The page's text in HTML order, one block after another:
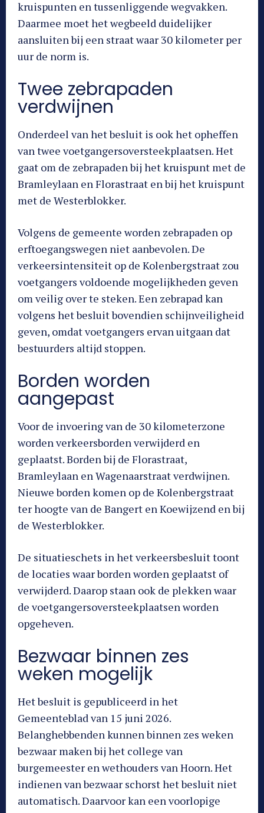
kruispunten en tussenliggende wegvakken.
Daarmee moet het wegbeeld duidelijker
aansluiten bij een straat waar 30 kilometer per
uur de norm is.
Twee zebrapaden
verdwijnen
Onderdeel van het besluit is ook het opheffen
van twee voetgangersoversteekplaatsen. Het
gaat om de zebrapaden bij het kruispunt met de
Bramleylaan en Florastraat en bij het kruispunt
met de Westerblokker.
Volgens de gemeente worden zebrapaden op
erftoegangswegen niet aanbevolen. De
verkeersintensiteit op de Kolenbergstraat zou
voetgangers voldoende mogelijkheden geven
om veilig over te steken. Een zebrapad kan
volgens het besluit bovendien schijnveiligheid
geven, omdat voetgangers ervan uitgaan dat
bestuurders altijd stoppen.
Borden worden
aangepast
Voor de invoering van de 30 kilometerzone
worden verkeersborden verwijderd en
geplaatst. Borden bij de Florastraat,
Bramleylaan en Wagenaarstraat verdwijnen.
Nieuwe borden komen op de Kolenbergstraat
ter hoogte van de Bangert en Koewijzend en bij
de Westerblokker.
De situatieschets in het verkeersbesluit toont
de locaties waar borden worden geplaatst of
verwijderd. Daarop staan ook de plekken waar
de voetgangersoversteekplaatsen worden
opgeheven.
Bezwaar binnen zes
weken mogelijk
Het besluit is gepubliceerd in het
Gemeenteblad van 15 juni 2026.
Belanghebbenden kunnen binnen zes weken
bezwaar maken bij het college van
burgemeester en wethouders van Hoorn. Het
indienen van bezwaar schorst het besluit niet
automatisch. Daarvoor kan een voorlopige